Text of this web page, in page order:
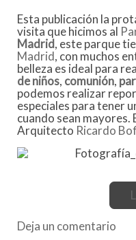
Esta publicación la
visita que hicimos al
Madrid, este parque
Madrid, con muchos
belleza es ideal para
de niños, comunión,
podemos realizar
especiales para tener
cuando sean mayores.
Arquitecto Ricardo
Deja un comentario